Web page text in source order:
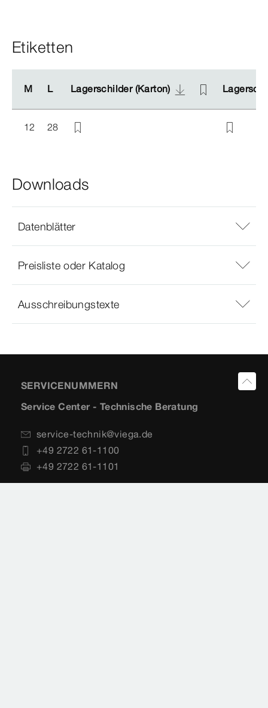
Etiketten
M L Lagerschilder (Karton)
M L Lagerschilder (Karton)
12 28
Downloads
Datenblätter
Preisliste oder Katalog
Ausschreibungstexte
SERVICENUMMERN
Service Center - Technische Beratung
service-technik@viega.de
+49 2722 61-1100
+49 2722 61-1101